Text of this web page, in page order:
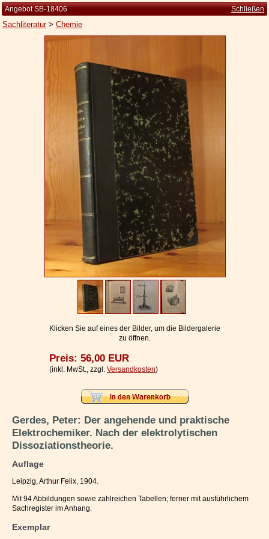
Zur Person
Kleine Kulturgeschichte
Die Brockhaus Auflagen
Zu den Angeboten
Widerrufsbelehrung
Geschäftsbedingungen
Datenschutzerklärung
Ihr Warenkorb
Angebot SB-18406 Schließen
Sachliteratur> Chemie
Klicken Sie auf eines der Bilder, um die Bildergalerie
zu öffnen.
Preis: 56,00 EUR
(inkl. MwSt., zzgl. Versandkosten)
Gerdes, Peter: Der angehende und praktische
Elektrochemiker. Nach der elektrolytischen
Dissoziationstheorie.
Auflage
Leipzig, Arthur Felix, 1904.
Mit 94 Abbildungen sowie zahlreichen Tabellen; ferner mit ausführlichem
Sachregister im Anhang.
Exemplar